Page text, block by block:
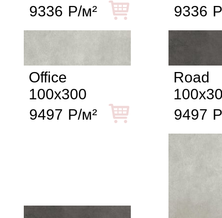
9336 Р/м²
9336
Office
100x300
9497 Р/м²
Road
9497